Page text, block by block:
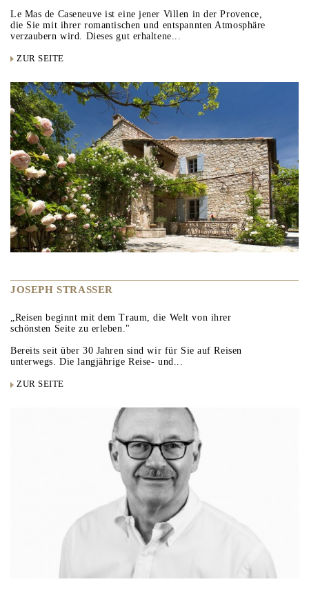
Le Mas de Caseneuve ist eine jener Villen in der Provence,
die Sie mit ihrer romantischen und entspannten Atmosphäre
verzaubern wird. Dieses gut erhaltene...
ZUR SEITE
JOSEPH STRASSER
„Reisen beginnt mit dem Traum, die Welt von ihrer
schönsten Seite zu erleben."
Bereits seit über 30 Jahren sind wir für Sie auf Reisen
unterwegs. Die langjährige Reise- und...
ZUR SEITE